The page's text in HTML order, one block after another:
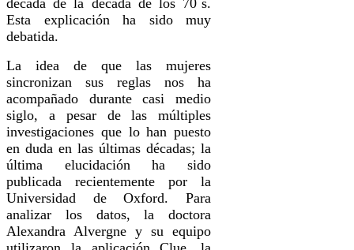
Esta explicación ha sido muy
debatida.
La idea de que las mujeres
sincronizan sus reglas nos ha
acompañado durante casi medio
siglo, a pesar de las múltiples
investigaciones que lo han puesto
en duda en las últimas décadas; la
última elucidación ha sido
publicada recientemente por la
Universidad de Oxford. Para
analizar los datos, la doctora
Alexandra Alvergne y su equipo